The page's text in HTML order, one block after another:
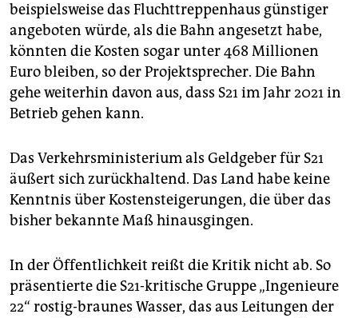
beispielsweise das Fluchttreppenhaus günstiger
angeboten würde, als die Bahn angesetzt habe,
könnten die Kosten sogar unter 468 Millionen
Euro bleiben, so der Projektsprecher. Die Bahn
gehe weiterhin davon aus, dass S21 im Jahr 2021 in
Betrieb gehen kann.
Das Verkehrsministerium als Geldgeber für S21
äußert sich zurückhaltend. Das Land habe keine
Kenntnis über Kostensteigerungen, die über das
bisher bekannte Maß hinausgingen.
In der Öffentlichkeit reißt die Kritik nicht ab. So
präsentierte die S21-kritische Gruppe „Ingenieure
22“ rostig-braunes Wasser, das aus Leitungen der